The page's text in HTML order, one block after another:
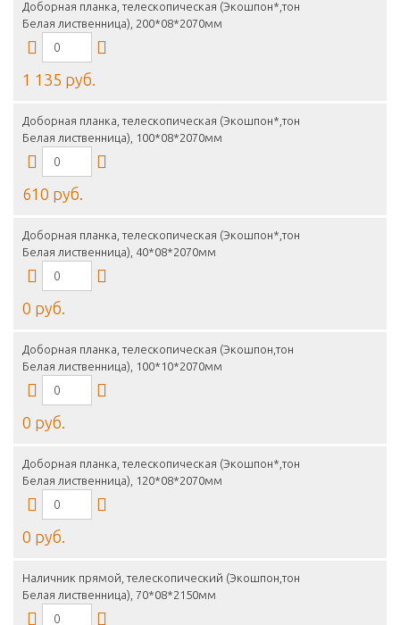
Доборная планка, телескопическая (Экошпон*,тон
Белая лиственница), 200*08*2070мм
1 135 руб.
Доборная планка, телескопическая (Экошпон*,тон
Белая лиственница), 100*08*2070мм
610 руб.
Доборная планка, телескопическая (Экошпон*,тон
Белая лиственница), 40*08*2070мм
0 руб.
Доборная планка, телескопическая (Экошпон,тон
Белая лиственница), 100*10*2070мм
0 руб.
Доборная планка, телескопическая (Экошпон*,тон
Белая лиственница), 120*08*2070мм
0 руб.
Наличник прямой, телескопический (Экошпон,тон
Белая лиственница), 70*08*2150мм